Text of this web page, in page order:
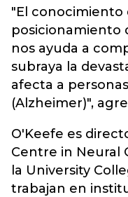
"El conocimiento
posicionamiento
nos ayuda a
subraya la
afecta a
(Alzheimer)",
O'Keefe es
Centre in Neural
la University
trabajan en